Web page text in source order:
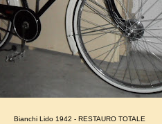
Bianchi Lido 1942 - RESTAURO TOTALE